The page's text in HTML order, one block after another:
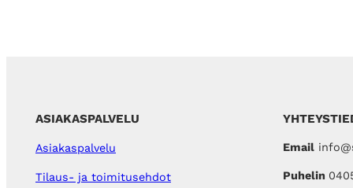
.
ASIAKASPALVELU
Asiakaspalvelu
Tilaus- ja toimitusehdot
Email
Puhelin